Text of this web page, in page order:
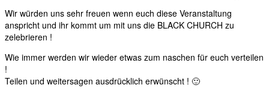
Wir würden uns sehr freuen wenn euch diese Veranstaltung
anspricht und ihr kommt um mit uns die BLACK CHURCH zu
zelebrieren !
Wie immer werden wir wieder etwas zum naschen für euch verteilen
!
Teilen und weitersagen ausdrücklich erwünscht ! 🙂